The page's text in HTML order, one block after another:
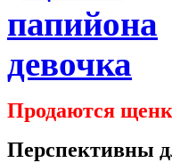
Продаются
Перспективны